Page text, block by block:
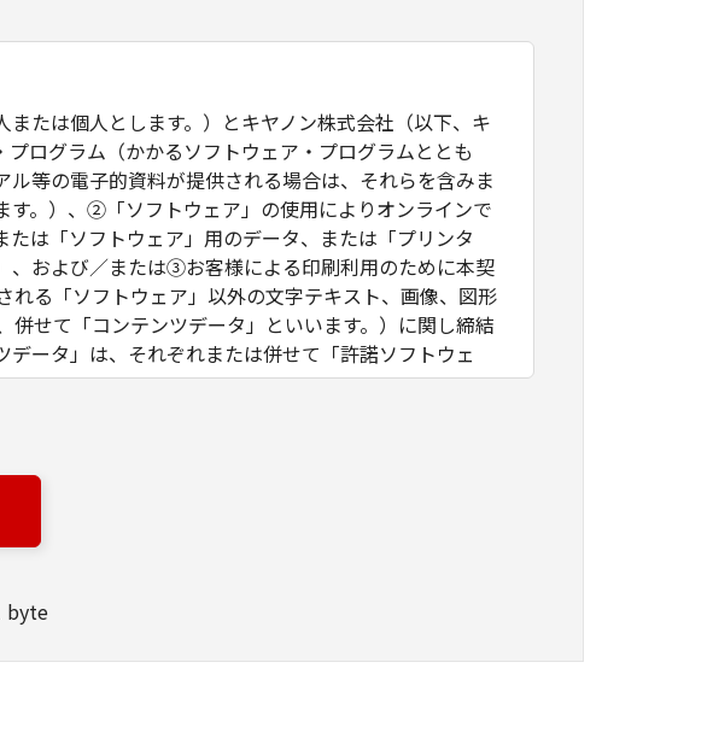
たは個人とします。）とキヤノン株式会社（以下、キ
ログラム（かかるソフトウェア・プログラムととも
等の電子的資料が提供される場合は、それらを含みま
す。）、②「ソフトウェア」の使用によりオンラインで
は「ソフトウェア」用のデータ、または「プリンタ
、および／または③お客様による印刷利用のために本契
る「ソフトウェア」以外の文字テキスト、画像、図形
せて「コンテンツデータ」といいます。）に関し締結
ータ」は、それぞれまたは併せて「許諾ソフトウェ
ラリ、ソフトウェア、モジュール等（以下「第三者ソ
ェア」の使用条件は、本契約の末尾、「許諾ソフトウ
ていますのでご確認ください。
かなる知的財産権も、明示たると黙示たるとを問わ
byte